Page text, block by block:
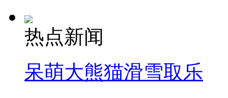
热点新闻
呆萌大熊猫滑雪取乐